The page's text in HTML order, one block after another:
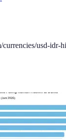
usd-idr-